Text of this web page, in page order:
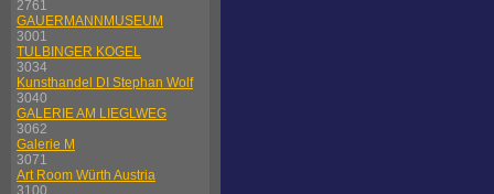
2761
GAUERMANNMUSEUM
3001
TULBINGER KOGEL
3034
Kunsthandel DI Stephan Wolf
3040
GALERIE AM LIEGLWEG
3062
Galerie M
3071
Art Room Würth Austria
3100